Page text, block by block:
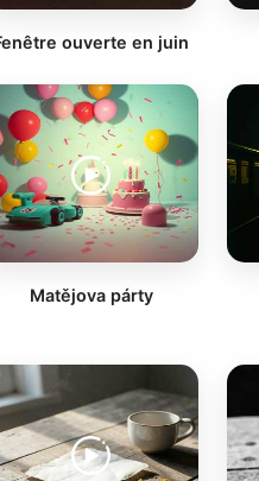
ouverte en juin
Matějova párty